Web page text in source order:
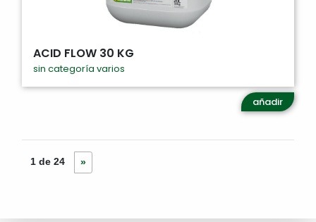
ACID FLOW 30 KG
sin categoría varios
añadir
1 de 24 »